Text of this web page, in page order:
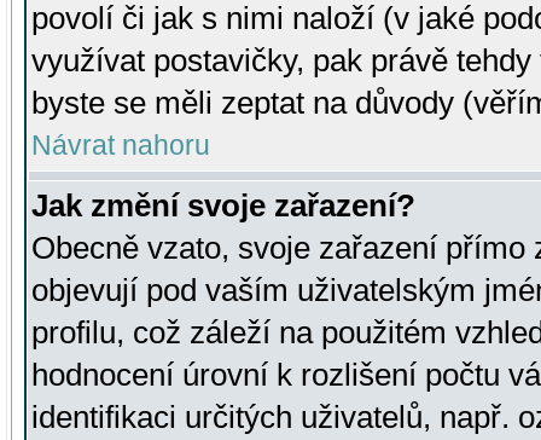
povolí či jak s nimi naloží (v jaké
využívat postavičky, pak právě
byste se měli zeptat na důvody
Návrat nahoru
Jak změní svoje zařazení?
Obecně vzato, svoje zařazení přímo
objevují pod vaším uživatelským
profilu, což záleží na použitém
hodnocení úrovní k rozlišení počtu
identifikaci určitých uživatelů, např.